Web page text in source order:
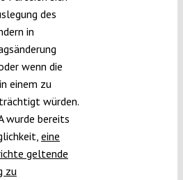
des
in
wenn die
einem zu
würden.
wurde bereits
eine
geltende
zu